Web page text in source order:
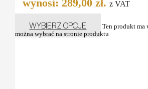
wynosi: 289,00 zł. z VAT
WYBIERZ OPCJE
Ten produkt ma
można wybrać na stronie produktu